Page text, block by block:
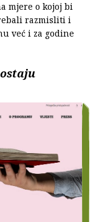
mjere o kojoj bi
razmisliti i
već i za godine